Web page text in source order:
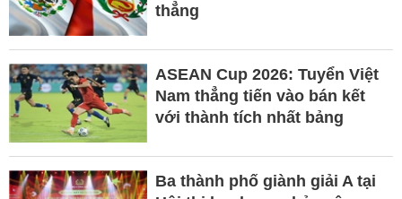
thẳng
ASEAN Cup 2026: Tuyển Việt
Nam thẳng tiến vào bán kết
với thành tích nhất bảng
Ba thành phố giành giải A tại